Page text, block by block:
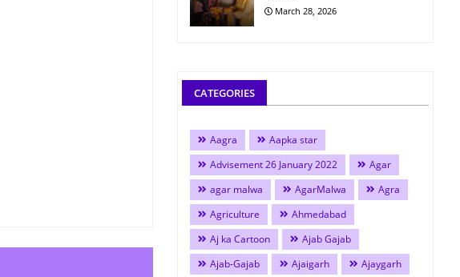
March 28, 2026
CATEGORIES
Aagra
Aapka star
Advisement 26 January 2022
Agar
agar malwa
AgarMalwa
Agra
Agriculture
Ahmedabad
Aj ka Cartoon
Ajab Gajab
Ajab-Gajab
Ajaigarh
Ajaygarh